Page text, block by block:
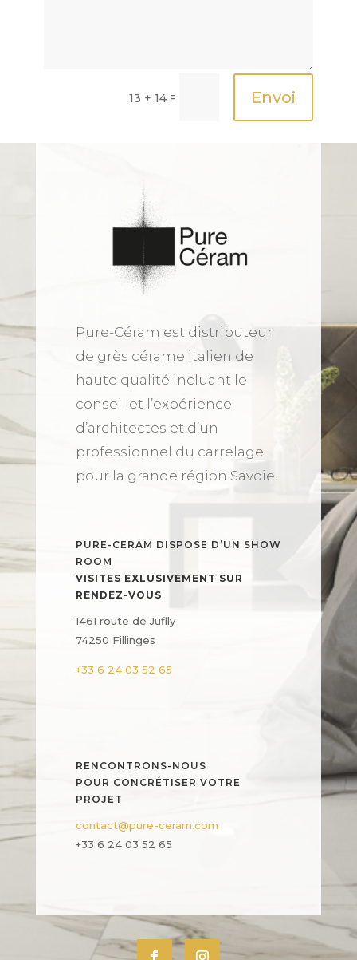
13 + 14 = Envoi
Pure-Céram est distributeur
de grès cérame italien de
haute qualité incluant le
conseil et l’expérience
d’architectes et d’un
professionnel du carrelage
pour la grande région Savoie.
PURE-CERAM DISPOSE D’UN SHOW
ROOM
VISITES EXLUSIVEMENT SUR
RENDEZ-VOUS
1461 route de Juflly
74250 Fillinges
+33 6 24 03 52 65
RENCONTRONS-NOUS
POUR CONCRÉTISER VOTRE
PROJET
contact@pure-ceram.com
+33 6 24 03 52 65